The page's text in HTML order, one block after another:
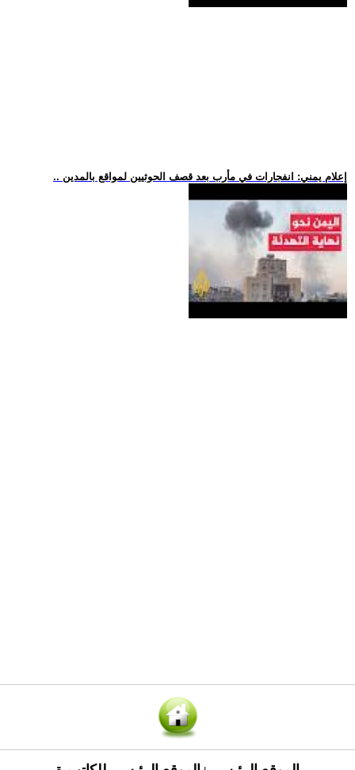
.. إعلام يمني: انفجارات في مأرب بعد قصف الحوثيين لمواقع بالمدين